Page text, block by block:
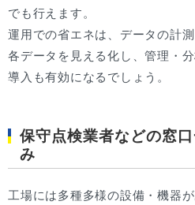
でも行えます。
運用での省エネは、データの計
各データを見える化し、管理・
導入も有効になるでしょう。
保守点検業者などの窓
み
工場には多種多様の設備・機器